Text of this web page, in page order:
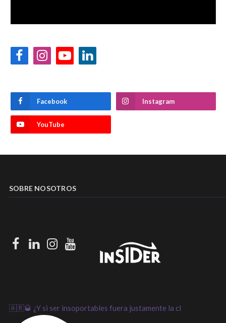
FacebookInstagramYouTubeLinkedIn
Facebook Instagram
YouTube
SOBRE NOSOTROS
Facebook
LinkedIn
Instagram
Youtube
🇦🇷🥃 ¿Y si ser insoportables fuera justamente la cl